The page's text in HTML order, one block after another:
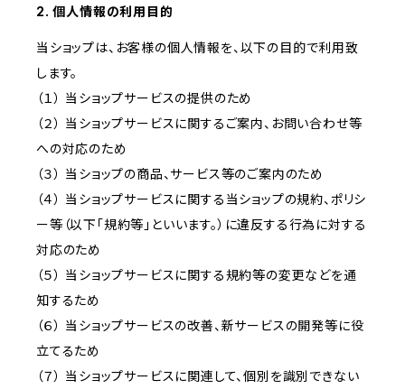
2. 個人情報の利用目的
当ショップは、お客様の個人情報を、以下の目的で利用致
します。
（１） 当ショップサービスの提供のため
（２） 当ショップサービスに関するご案内、お問い合わせ等
への対応のため
（３） 当ショップの商品、サービス等のご案内のため
（４） 当ショップサービスに関する当ショップの規約、ポリシ
ー等（以下「規約等」といいます。）に違反する行為に対する
対応のため
（５） 当ショップサービスに関する規約等の変更などを通
知するため
（６） 当ショップサービスの改善、新サービスの開発等に役
立てるため
（７） 当ショップサービスに関連して、個別を識別できない